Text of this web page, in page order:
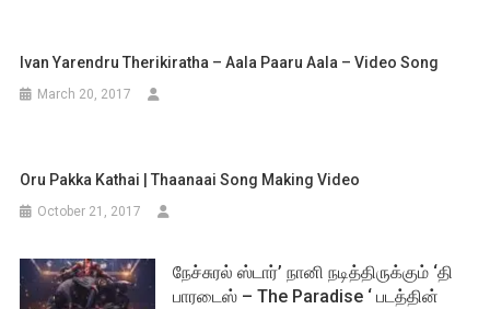
Ivan Yarendru Therikiratha – Aala Paaru Aala – Video Song
March 20, 2017
Oru Pakka Kathai | Thaanaai Song Making Video
October 21, 2017
நேச்சுரல் ஸ்டார்’ நானி நடித்திருக்கும் ‘தி
பாரடைஸ் – The Paradise ‘ படத்தின்